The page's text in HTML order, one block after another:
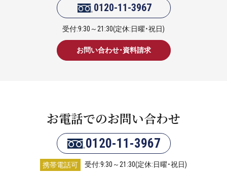
0120-11-3967
受付:9:30～21:30(定休:日曜・祝日)
お問い合わせ・資料請求
お電話でのお問い合わせ
0120-11-3967
携帯電話可 受付:9:30～21:30(定休:日曜・祝日)